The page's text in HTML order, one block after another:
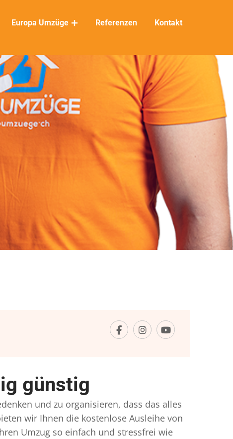
Europa Umzüge Referenzen Kontakt
günstig
und zu organisieren, dass das alles
wir Ihnen die kostenlose Ausleihe von
Umzug so einfach und stressfrei wie